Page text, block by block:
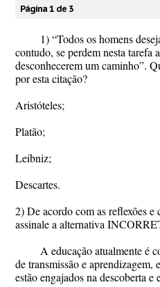
Página 1 de 3
1) “Todos os homens
contudo, se perdem nesta tarefa
desconhecerem um caminho”.
por esta citação?
Aristóteles;
Platão;
Leibniz;
Descartes.
2) De acordo com as reflexões e
assinale a alternativa
A educação atualmente é
de transmissão e aprendizagem,
estão engajados na descoberta